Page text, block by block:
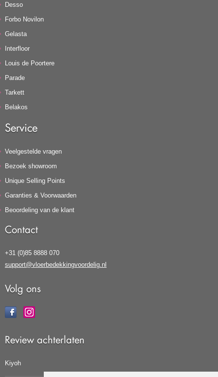
Desso
Forbo Novilon
Gelasta
Interfloor
Louis de Poortere
Parade
Tarkett
Belakos
Service
Veelgestelde vragen
Bezoek showroom
Unique Selling Points
Garanties & Voorwaarden
Beoordeling van de klant
Contact
+31 (0)85 8888 070
support@vloerbedekkingvoordelig.nl
Volg ons
Review achterlaten
Kiyoh